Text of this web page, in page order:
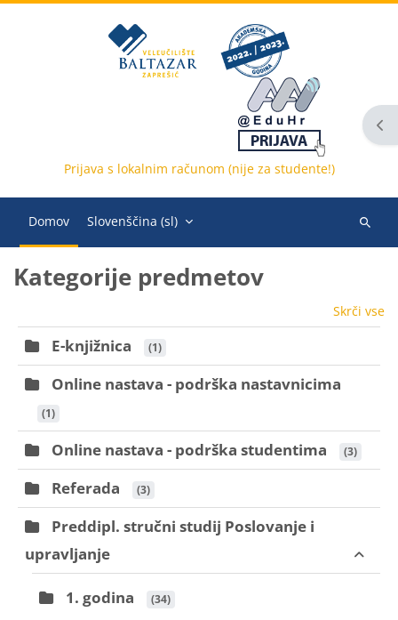
Prijava s lokalnim računom (nije za studente!)
Domov Slovenščina ‎(sl)‎
Išči
Bloki
Kategorije predmetov
Skrči vse
E-knjižnica (1)
Online nastava - podrška nastavnicima
(1)
Online nastava - podrška studentima (3)
Referada (3)
Preddipl. stručni studij Poslovanje i
upravljanje
1. godina (34)